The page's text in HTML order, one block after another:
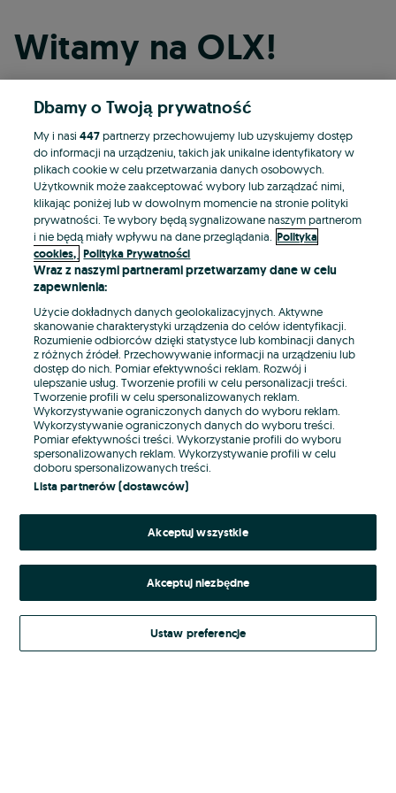
Witamy na OLX!
Kontynuuj przez Facebooka
Kontynuuj przez konto Apple
Kontynuuj przez konto Google
LUB
E-mail
Hasło
Nie pamiętasz hasła?
Zaloguj się
Kontynuując za pośrednictwem jednego z dostawców wskazanych powyżej,
Regulamin serwisuOLX.pl w jego aktualnym brzmieniu.
Dbamy o Twoją prywatność
My i nasi447partnerzy przechowujemy lub uzyskujemy dostęp
do informacji na urządzeniu, takich jak unikalne identyfikatory w
plikach cookie w celu przetwarzania danych osobowych.
Użytkownik może zaakceptować wybory lub zarządzać nimi,
klikając poniżej lub w dowolnym momencie na stronie polityki
prywatności. Te wybory będą sygnalizowane naszym partnerom
i nie będą miały wpływu na dane przeglądania. Polityka
cookies, Polityka Prywatności
Wraz z naszymi partnerami przetwarzamy dane w celu
zapewnienia:
Użycie dokładnych danych geolokalizacyjnych. Aktywne
skanowanie charakterystyki urządzenia do celów identyfikacji.
Rozumienie odbiorców dzięki statystyce lub kombinacji danych
z różnych źródeł. Przechowywanie informacji na urządzeniu lub
dostęp do nich. Pomiar efektywności reklam. Rozwój i
ulepszanie usług. Tworzenie profili w celu personalizacji treści.
Tworzenie profili w celu spersonalizowanych reklam.
Wykorzystywanie ograniczonych danych do wyboru reklam.
Wykorzystywanie ograniczonych danych do wyboru treści.
Pomiar efektywności treści. Wykorzystanie profili do wyboru
spersonalizowanych reklam. Wykorzystywanie profili w celu
doboru spersonalizowanych treści.
Lista partnerów (dostawców)
Akceptuj wszystkie
Akceptuj niezbędne
Ustaw preferencje